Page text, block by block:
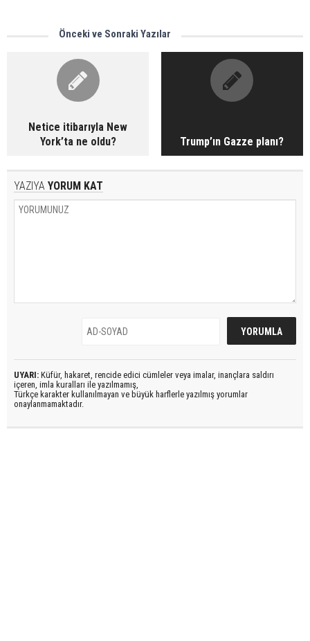
Önceki ve Sonraki Yazılar
Netice itibarıyla New
York’ta ne oldu?
Trump’ın Gazze planı?
YAZIYA YORUM KAT
UYARI: Küfür, hakaret, rencide edici cümleler veya imalar, inançlara saldırı
içeren, imla kuralları ile yazılmamış,
Türkçe karakter kullanılmayan ve büyük harflerle yazılmış yorumlar
onaylanmamaktadır.